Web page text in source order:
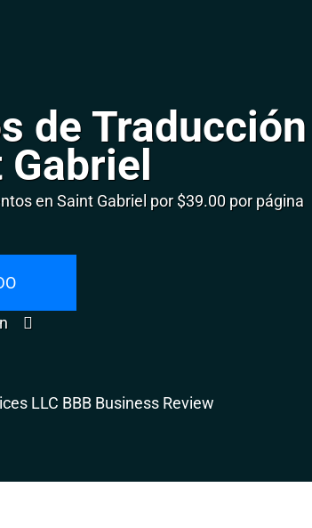
de Traducción
Gabriel
en Saint Gabriel por $39.00 por página